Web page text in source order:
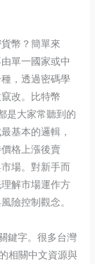
幣？簡單來
單一國家或中
，透過密碼學
改。比特幣
是大家常聽到的
基本的邏輯，
格上漲後賣
場。對新手而
解市場運作方
險控制觀念。
鍵字。很多台灣
相關中文資源與